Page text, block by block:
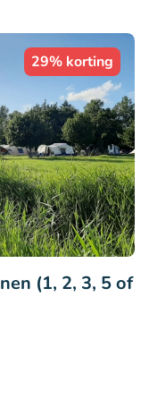
29% korting
(1, 2, 3, 5 of